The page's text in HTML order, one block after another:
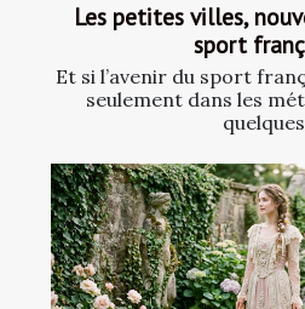
Les petites villes,
sport
Et si l’avenir du sport
seulement dans les